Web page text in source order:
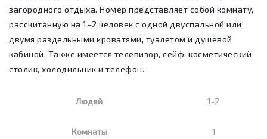
загородного отдыха. Номер представляет собой комнату,
рассчитанную на 1–2 человек с одной двуспальной или
двумя раздельными кроватями, туалетом и душевой
кабиной. Также имеется телевизор, сейф, косметический
столик, холодильник и телефон.
Людей 1-2
Комнаты 1